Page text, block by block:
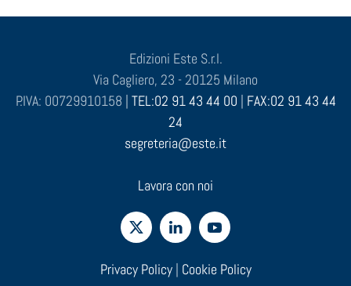
Edizioni Este S.r.l.
Via Cagliero, 23 - 20125 Milano
P.IVA: 00729910158 | TEL:02 91 43 44 00 | FAX:02 91 43 44
24
segreteria@este.it
Lavora con noi
Privacy Policy| Cookie Policy